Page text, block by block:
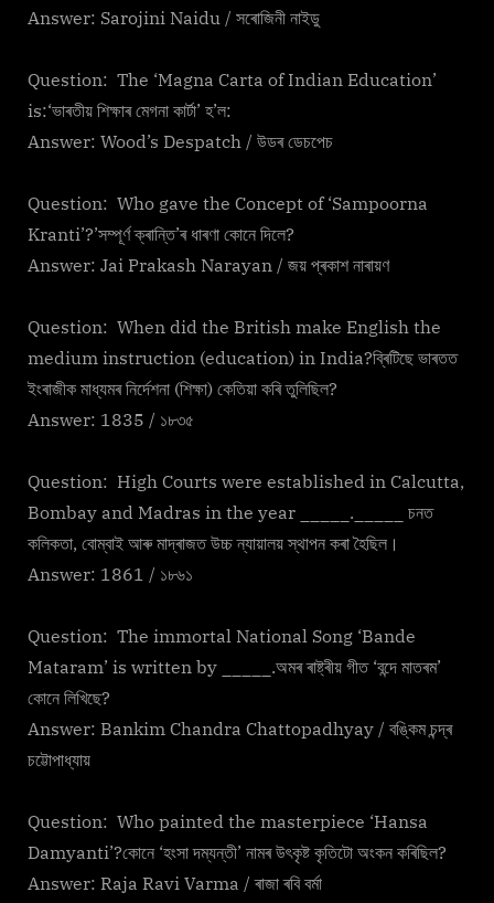
Answer: Sarojini Naidu / সৰোজিনী নাইডু
Question: The ‘Magna Carta of Indian Education’
is:‘ভাৰতীয় শিক্ষাৰ মেগনা কাৰ্টা’ হ’ল:
Answer: Wood’s Despatch / উডৰ ডেচপেচ
Question: Who gave the Concept of ‘Sampoorna
Kranti’?’সম্পূৰ্ণ ক্ৰান্তি’ৰ ধাৰণা কোনে দিলে?
Answer: Jai Prakash Narayan / জয় প্ৰকাশ নাৰায়ণ
Question: When did the British make English the
medium instruction (education) in India?ব্ৰিটিছে ভাৰতত
ইংৰাজীক মাধ্যমৰ নিৰ্দেশনা (শিক্ষা) কেতিয়া কৰি তুলিছিল?
Answer: 1835 / ১৮৩৫
Question: High Courts were established in Calcutta,
Bombay and Madras in the year _____._____ চনত
কলিকতা, বোম্বাই আৰু মাদ্ৰাজত উচ্চ ন্যায়ালয় স্থাপন কৰা হৈছিল।
Answer: 1861 / ১৮৬১
Question: The immortal National Song ‘Bande
Mataram’ is written by _____.অমৰ ৰাষ্ট্ৰীয় গীত ‘বন্দে মাতৰম’
কোনে লিখিছে?
Answer: Bankim Chandra Chattopadhyay / বঙ্কিম চন্দ্ৰ
চট্টোপাধ্যায়
Question: Who painted the masterpiece ‘Hansa
Damyanti’?কোনে ‘হংসা দম্যন্তী’ নামৰ উৎকৃষ্ট কৃতিটো অংকন কৰিছিল?
Answer: Raja Ravi Varma / ৰাজা ৰবি বৰ্মা